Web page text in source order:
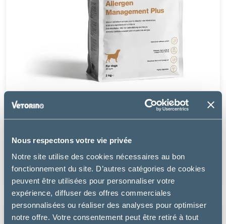
Nous respectons votre vie privée
Notre site utilise des cookies nécessaires au bon
fonctionnement du site. D’autres catégories de cookies
peuvent être utilisées pour personnaliser votre
expérience, diffuser des offres commerciales
personnalisées ou réaliser des analyses pour optimiser
notre offre. Votre consentement peut être retiré à tout
CHIEN
23.27€